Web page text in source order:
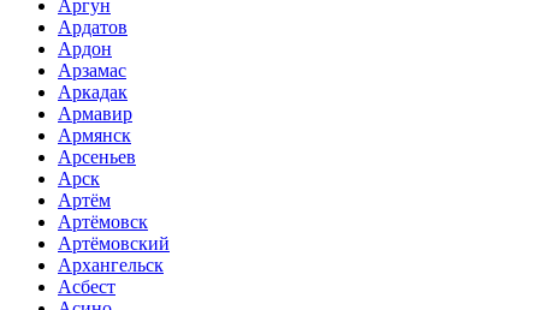
Аргун
Ардатов
Ардон
Арзамас
Аркадак
Армавир
Армянск
Арсеньев
Арск
Артём
Артёмовск
Артёмовский
Архангельск
Асбест